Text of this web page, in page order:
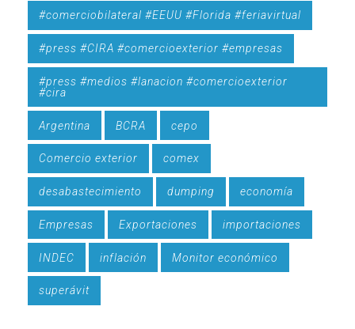
#comerciobilateral #EEUU #Florida #feriavirtual
#press #CIRA #comercioexterior #empresas
#press #medios #lanacion #comercioexterior
#cira
Argentina BCRA cepo
Comercio exterior comex
desabastecimiento dumping economía
Empresas Exportaciones importaciones
INDEC inflación Monitor económico
superávit